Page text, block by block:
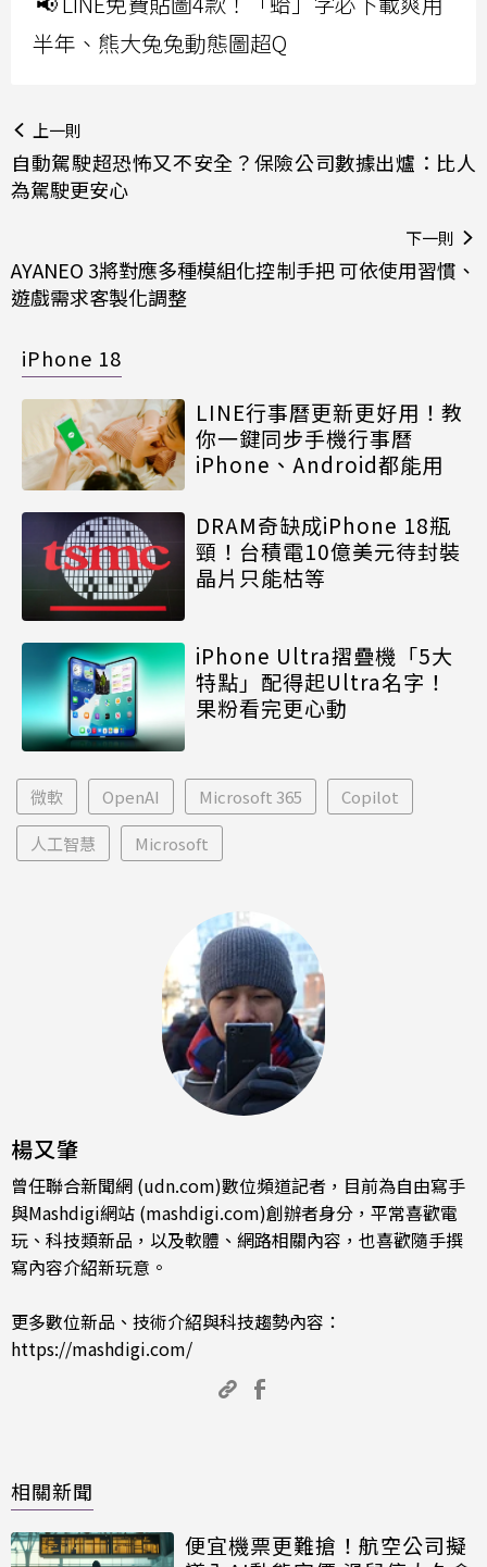
半年、熊大兔兔動態圖超Q
上一則
自動駕駛超恐怖又不安全？保險公司數據出爐：比人
為駕駛更安心
下一則
AYANEO 3將對應多種模組化控制手把 可依使用習慣、
遊戲需求客製化調整
iPhone 18
LINE行事曆更新更好用！教
你一鍵同步手機行事曆
iPhone、Android都能用
DRAM奇缺成iPhone 18瓶
頸！台積電10億美元待封裝
晶片只能枯等
iPhone Ultra摺疊機「5大
特點」配得起Ultra名字！
果粉看完更心動
微軟 OpenAI Microsoft 365 Copilot
人工智慧 Microsoft
楊又肇
曾任聯合新聞網 (udn.com)數位頻道記者，目前為自由寫手
與Mashdigi網站 (mashdigi.com)創辦者身分，平常喜歡電
玩、科技類新品，以及軟體、網路相關內容，也喜歡隨手撰
寫內容介紹新玩意。
更多數位新品、技術介紹與科技趨勢內容：
https://mashdigi.com/
相關新聞
便宜機票更難搶！航空公司擬